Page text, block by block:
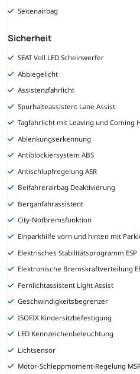
Seitenairbag
Sicherheit
SEAT Voll LED Scheinwerfer
Abbiegelicht
Assistenzfahrlicht
Spurhalteassistent Lane Assist
Tagfahrlicht mit Leaving und Coming
Ablenkungserkennung
Antiblockiersystem ABS
Antischlupfregelung ASR
Beifahrerairbag Deaktivierung
Berganfahrassistent
City-Notbremsfunktion
Einparkhilfe vorn und hinten mit
Elektrisches Stabilitätsprogramm ESP
Elektronische Bremskraftverteilung
Fernlichtassistent Light Assist
Geschwindigkeitsbegrenzer
ISOFIX Kindersitzbefestigung
LED Kennzeichenbeleuchtung
Lichtsensor
Motor-Schleppmoment-Regelung